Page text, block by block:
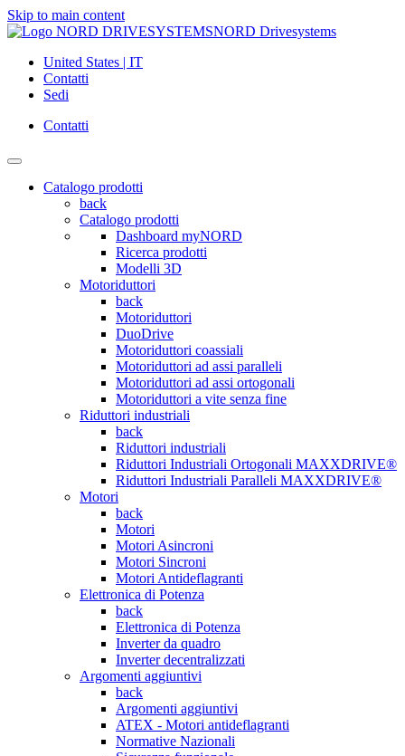
Skip to main content
NORD Drivesystems
United States | IT
Contatti
Sedi
Contatti
Catalogo prodotti
back
Catalogo prodotti
Dashboard myNORD
Ricerca prodotti
Modelli 3D
Motoriduttori
back
Motoriduttori
DuoDrive
Motoriduttori coassiali
Motoriduttori ad assi paralleli
Motoriduttori ad assi ortogonali
Motoriduttori a vite senza fine
Riduttori industriali
back
Riduttori industriali
Riduttori Industriali Ortogonali MAXXDRIVE®
Riduttori Industriali Paralleli MAXXDRIVE®
Motori
back
Motori
Motori Asincroni
Motori Sincroni
Motori Antideflagranti
Elettronica di Potenza
back
Elettronica di Potenza
Inverter da quadro
Inverter decentralizzati
Argomenti aggiuntivi
back
Argomenti aggiuntivi
ATEX - Motori antideflagranti
Normative Nazionali